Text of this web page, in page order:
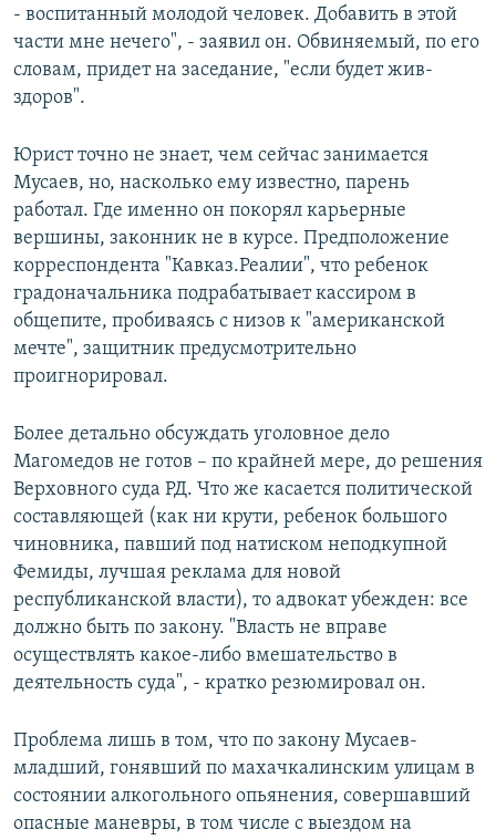
- воспитанный молодой человек. Добавить в этой
части мне нечего", - заявил он. Обвиняемый, по его
словам, придет на заседание, "если будет жив-
здоров".
Юрист точно не знает, чем сейчас занимается
Мусаев, но, насколько ему известно, парень
работал. Где именно он покорял карьерные
вершины, законник не в курсе. Предположение
корреспондента "Кавказ.Реалии", что ребенок
градоначальника подрабатывает кассиром в
общепите, пробиваясь с низов к "американской
мечте", защитник предусмотрительно
проигнорировал.
Более детально обсуждать уголовное дело
Магомедов не готов – по крайней мере, до решения
Верховного суда РД. Что же касается политической
составляющей (как ни крути, ребенок большого
чиновника, павший под натиском неподкупной
Фемиды, лучшая реклама для новой
республиканской власти), то адвокат убежден: все
должно быть по закону. "Власть не вправе
осуществлять какое-либо вмешательство в
деятельность суда", - кратко резюмировал он.
Проблема лишь в том, что по закону Мусаев-
младший, гонявший по махачкалинским улицам в
состоянии алкогольного опьянения, совершавший
опасные маневры, в том числе с выездом на